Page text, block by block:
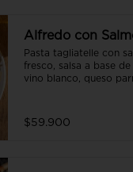
Alfredo con
Pasta tagliatelle con
fresco, salsa a base de
vino blanco, queso
$59.900